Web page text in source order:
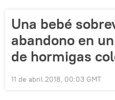
Una bebé
abandono en
de hormigas
11 de abril 2018, 00:03 GMT